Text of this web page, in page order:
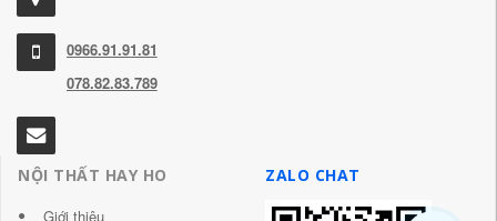
0966.91.91.81
078.82.83.789
NỘI THẤT HAY HO
Giới thiệu
ZALO CHAT